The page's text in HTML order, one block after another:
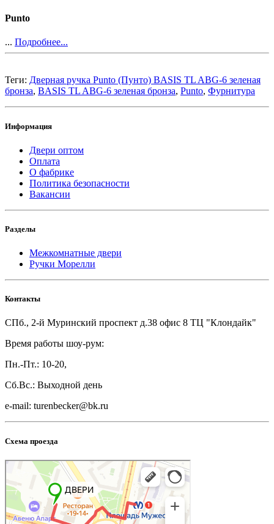
Punto
... Подробнее...
Теги: Дверная ручка Punto (Пунто) BASIS TL ABG-6 зеленая
бронза, BASIS TL ABG-6 зеленая бронза, Punto, Фурнитура
Информация
Двери оптом
Оплата
О фабрике
Политика безопасности
Вакансии
Разделы
Межкомнатные двери
Ручки Морелли
Контакты
СПб., 2-й Муринский проспект д.38 офис 8 ТЦ "Клондайк"
Время работы шоу-рум:
Пн.-Пт.: 10-20,
Сб.Вс.: Выходной день
e-mail: turenbecker@bk.ru
Схема проезда